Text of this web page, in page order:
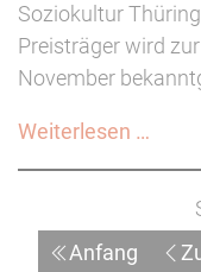
Soziokultur
Preisträger wird
November
Weiterlesen …
2022
Anfang